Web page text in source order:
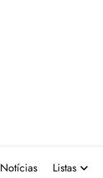
Notícias Listas